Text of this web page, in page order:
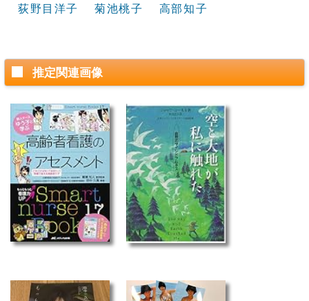
荻野目洋子 菊池桃子 高部知子
推定関連画像